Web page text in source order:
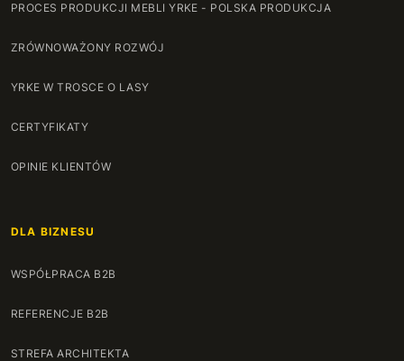
PROCES PRODUKCJI MEBLI YRKE - POLSKA PRODUKCJA
ZRÓWNOWAŻONY ROZWÓJ
YRKE W TROSCE O LASY
CERTYFIKATY
OPINIE KLIENTÓW
DLA BIZNESU
WSPÓŁPRACA B2B
REFERENCJE B2B
STREFA ARCHITEKTA